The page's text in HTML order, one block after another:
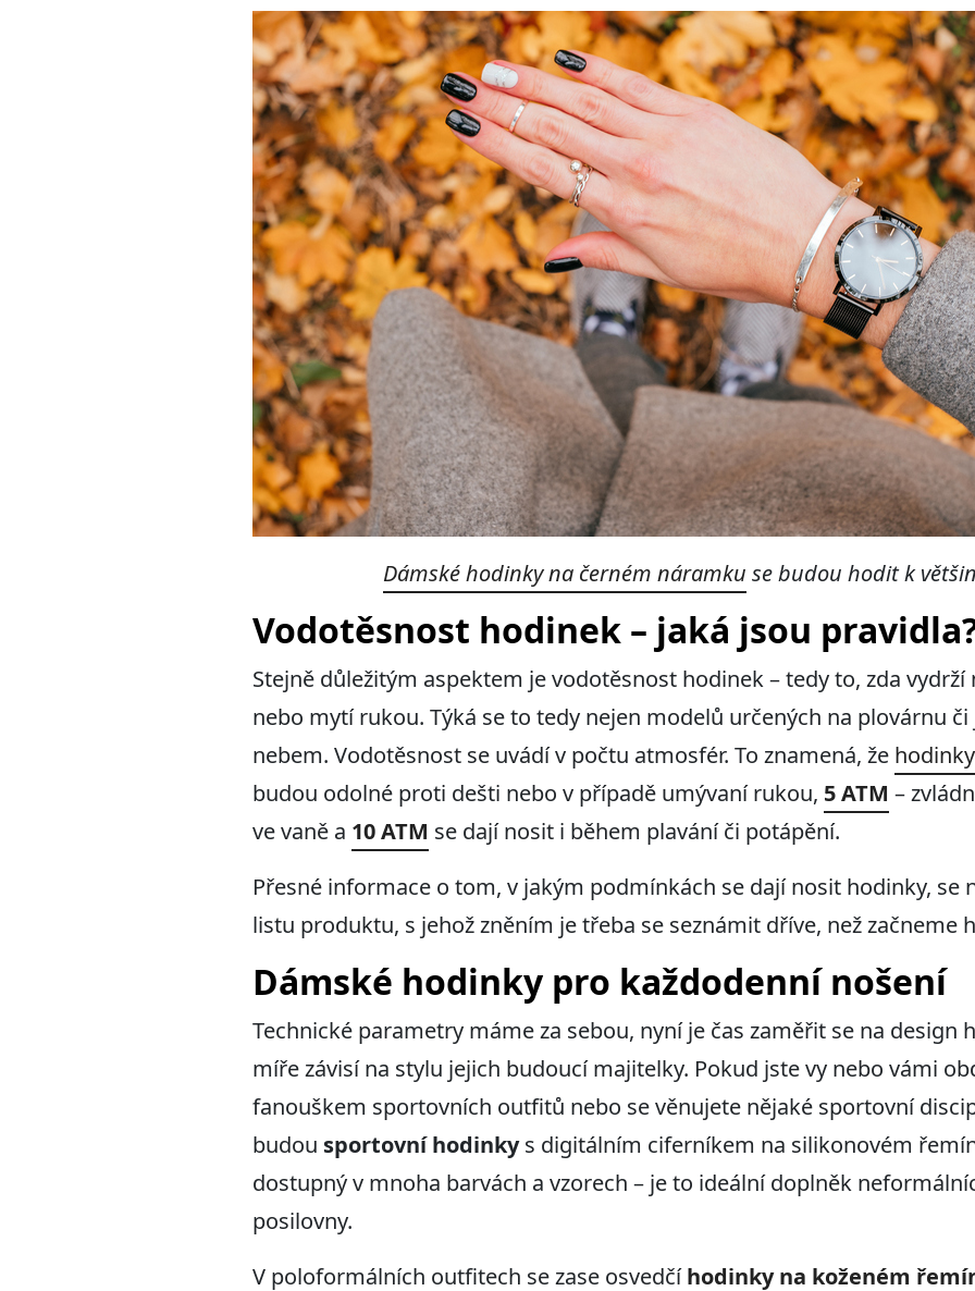
Dámské hodinky na černém náramku se budou hodit k
Vodotěsnost hodinek – jaká jsou
Stejně důležitým aspektem je vodotěsnost hodinek – tedy to, zda
nebo mytí rukou. Týká se to tedy nejen modelů určených na plovárnu
nebem. Vodotěsnost se uvádí v počtu atmosfér. To znamená, že
budou odolné proti dešti nebo v případě umývaní rukou, 5 ATM –
ve vaně a 10 ATM se dají nosit i během plavání či potápění.
Přesné informace o tom, v jakým podmínkách se dají nosit hodinky, se
listu produktu, s jehož zněním je třeba se seznámit dříve, než začneme
Dámské hodinky pro každodenní nošení
Technické parametry máme za sebou, nyní je čas zaměřit se na design
míře závisí na stylu jejich budoucí majitelky. Pokud jste vy nebo vámi
fanouškem sportovních outfitů nebo se věnujete nějaké sportovní
budou sportovní hodinkys digitálním ciferníkem na silikonovém
dostupný v mnoha barvách a vzorech – je to ideální doplněk
posilovny.
V poloformálních outfitech se zase osvedčíhodinky na koženém